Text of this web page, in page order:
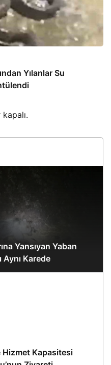
Yılanlar Su
Yansıyan Yaban
Aynı Karede
Hizmet Kapasitesi